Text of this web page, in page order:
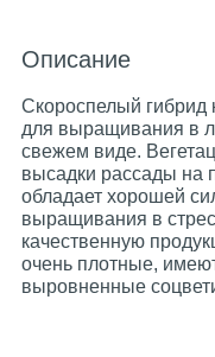
Описание
Скороспелый гибрид
для выращивания в
свежем виде.
высадки рассады на
обладает хорошей
выращивания в
качественную
очень плотные,
выровненные